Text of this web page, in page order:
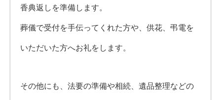
香典返しを準備します。
葬儀で受付を手伝ってくれた方や、供花、弔電を
いただいた方へお礼をします。
その他にも、法要の準備や相続、遺品整理などの